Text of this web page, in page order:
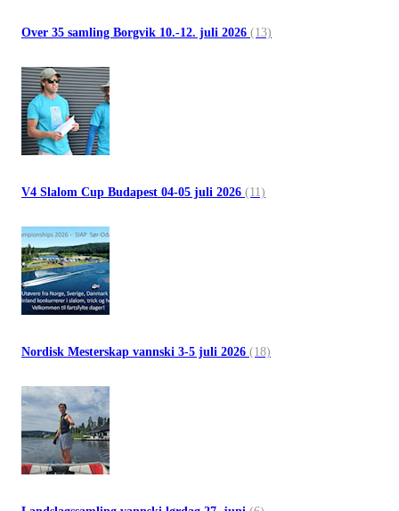
Over 35 samling Borgvik 10.-12. juli 2026 (13)
V4 Slalom Cup Budapest 04-05 juli 2026 (11)
Nordisk Mesterskap vannski 3-5 juli 2026 (18)